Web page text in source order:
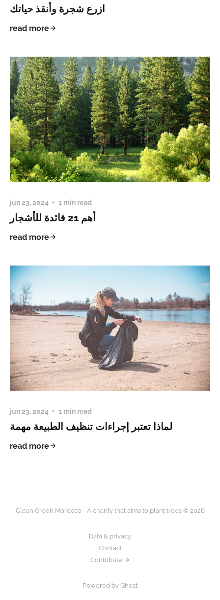
ازرع شجرة وأنقذ حياتك
read more
jun 23, 2024 1 min read
أهم 21 فائدة للأشجار
read more
jun 23, 2024 1 min read
لماذا تعتبر إجراءات تنظيف الطبيعة مهمة
read more
Clean Green Morocco - A charity that aims to plant trees © 2026
Data & privacy
Contact
Contribute →
Powered by Ghost